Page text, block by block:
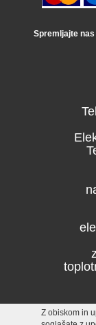
Spremljajte nas
Z obiskom in